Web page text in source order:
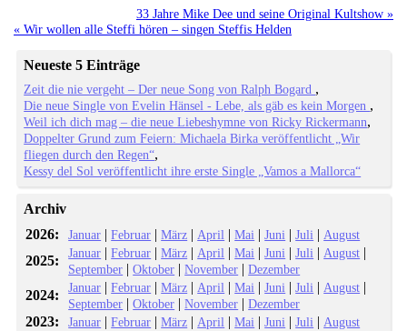
33 Jahre Mike Dee und seine Original Kultshow »
« Wir wollen alle Steffi hören – singen Steffis Helden
Neueste 5 Einträge
Zeit die nie vergeht – Der neue Song von Ralph Bogard
Die neue Single von Evelin Hänsel - Lebe, als gäb es kein Morgen
Weil ich dich mag – die neue Liebeshymne von Ricky Rickermann
Doppelter Grund zum Feiern: Michaela Birka veröffentlicht „Wir
fliegen durch den Regen“
Kessy del Sol veröffentlicht ihre erste Single „Vamos a Mallorca“
Archiv
2026:
Januar |Februar |März | April |Mai |Juni |Juli | August
2025: Januar |Februar |März | April |Mai |Juni |Juli | August |
September |Oktober |November |Dezember
2024: Januar |Februar |März | April |Mai |Juni |Juli | August |
September |Oktober |November |Dezember
2023: Januar |Februar |März | April |Mai |Juni |Juli | August